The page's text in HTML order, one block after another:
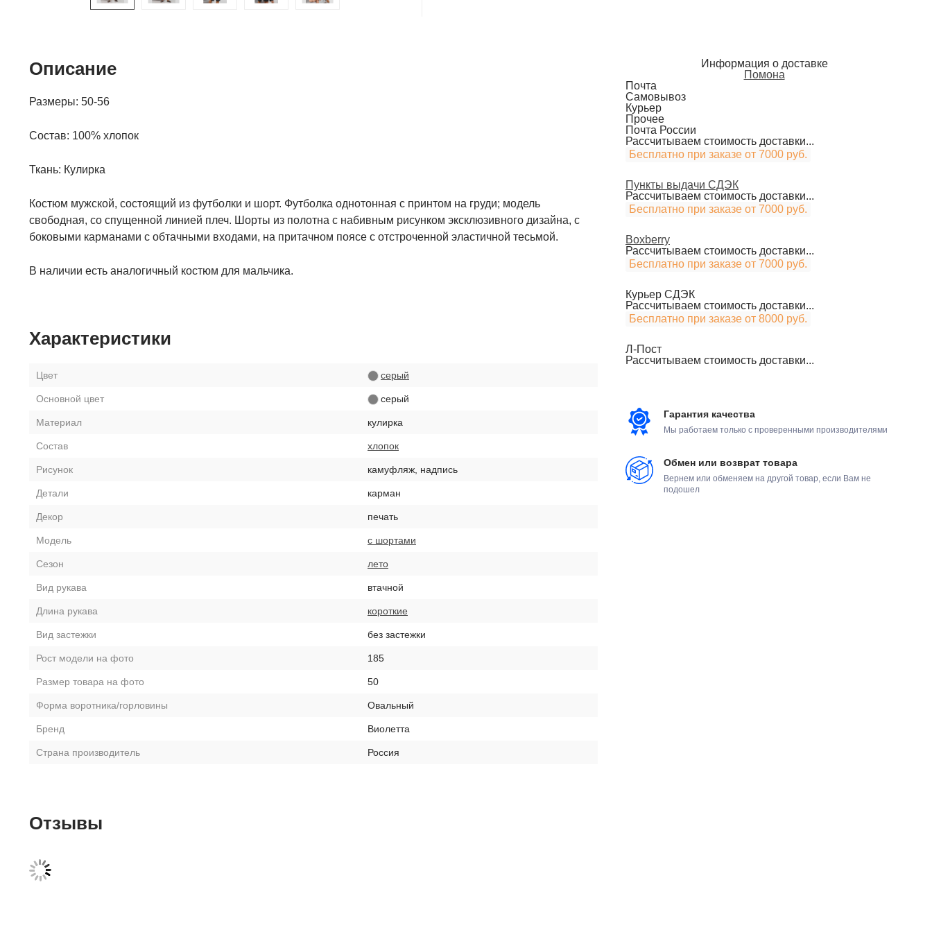
Информация о доставке
Помона
Почта
Самовывоз
Курьер
Прочее
Почта России
Рассчитываем стоимость доставки...
Бесплатно при заказе от 7000 руб.
Пункты выдачи СДЭК
Рассчитываем стоимость доставки...
Бесплатно при заказе от 7000 руб.
Boxberry
Рассчитываем стоимость доставки...
Бесплатно при заказе от 7000 руб.
Курьер СДЭК
Рассчитываем стоимость доставки...
Бесплатно при заказе от 8000 руб.
Л-Пост
Рассчитываем стоимость доставки...
Гарантия качества
Мы работаем только с проверенными производителями
Обмен или возврат товара
Вернем или обменяем на другой товар, если Вам не
подошел
Описание
Размеры: 50-56
Состав: 100% хлопок
Ткань: Кулирка
Костюм мужской, состоящий из футболки и шорт. Футболка однотонная с принтом на груди; модель
свободная, со спущенной линией плеч. Шорты из полотна с набивным рисунком эксклюзивного дизайна, с
боковыми карманами с обтачными входами, на притачном поясе с отстроченной эластичной тесьмой.
В наличии есть аналогичный костюм для мальчика.
Характеристики
Цвет серый
Основной цвет серый
Материал кулирка
Состав хлопок
Рисунок камуфляж, надпись
Детали карман
Декор печать
Модель с шортами
Сезон лето
Вид рукава втачной
Длина рукава короткие
Вид застежки без застежки
Рост модели на фото 185
Размер товара на фото 50
Форма воротника/горловины Овальный
Бренд Виолетта
Страна производитель Россия
Отзывы